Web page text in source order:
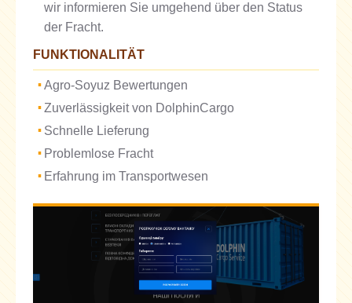
wir informieren Sie umgehend über den Status
der Fracht.
FUNKTIONALITÄT
Agro-Soyuz Bewertungen
Zuverlässigkeit von DolphinCargo
Schnelle Lieferung
Problemlose Fracht
Erfahrung im Transportwesen